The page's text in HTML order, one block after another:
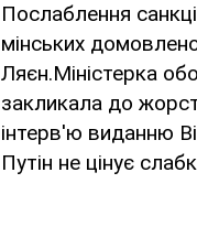
Послаблення
мінських
Ляєн.Міністерка
закликала до
інтерв'ю виданню
Путін не цінує